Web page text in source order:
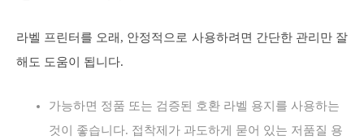
라벨 프린터를 오래, 안정적으로 사용하려면 간단한 관리만 잘
해도 도움이 됩니다.
가능하면 정품 또는 검증된 호환 라벨 용지를 사용하는
것이 좋습니다. 접착제가 과도하게 묻어 있는 저품질 용